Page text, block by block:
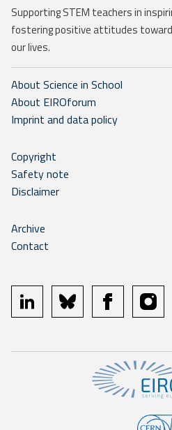
Supporting STEM teachers in
fostering positive attitudes
our lives.
About Science in School
About EIROforum
Imprint and data policy
Copyright
Safety note
Disclaimer
Archive
Contact
linkedin bluesky facebook